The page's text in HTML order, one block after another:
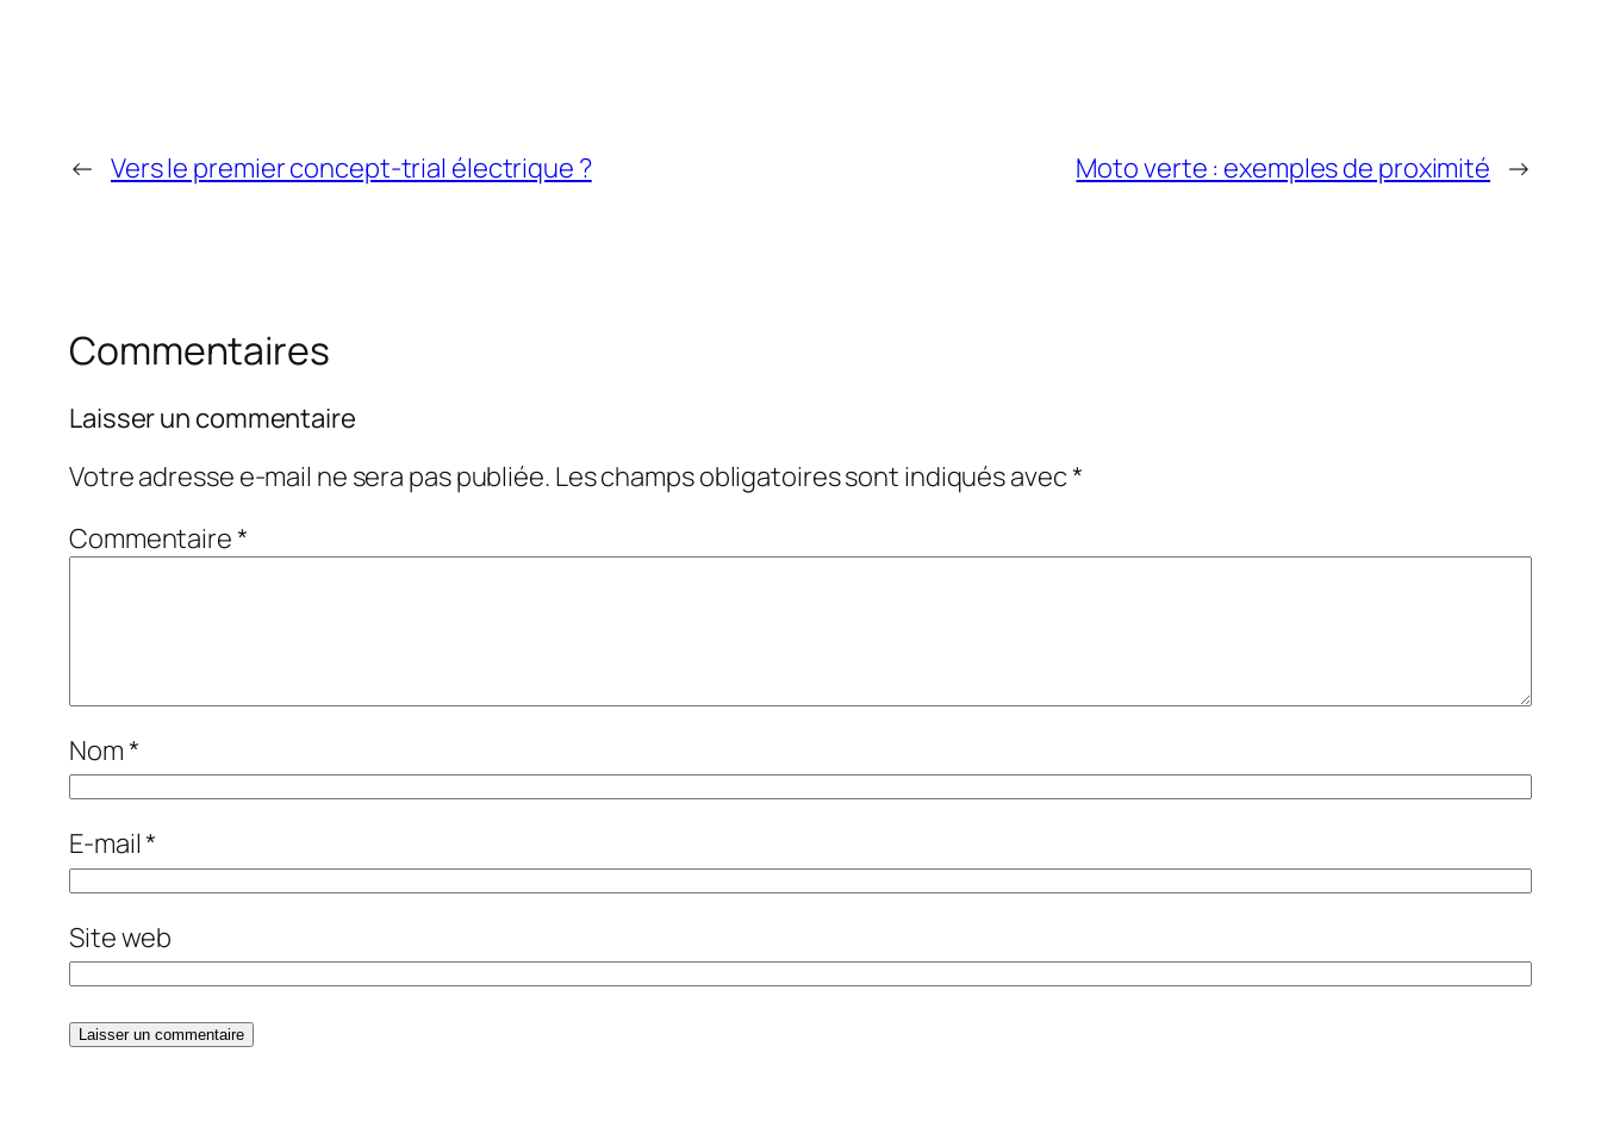
← Vers le premier concept-trial électrique ? Moto verte : exemples de proximité →
Commentaires
Laisser un commentaire
Votre adresse e-mail ne sera pas publiée. Les champs obligatoires sont indiqués avec*
Commentaire*
Nom*
E-mail*
Site web